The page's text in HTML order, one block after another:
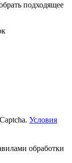
подходящее
Условия
обработки